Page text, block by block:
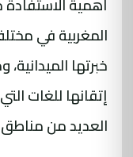
المغربية في
خبرتها
إتقانها للغات
العديد من مناطق